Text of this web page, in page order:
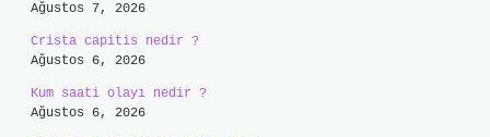
Ağustos 7, 2026
Crista capitis nedir ?
Ağustos 6, 2026
Kum saati olayı nedir ?
Ağustos 6, 2026